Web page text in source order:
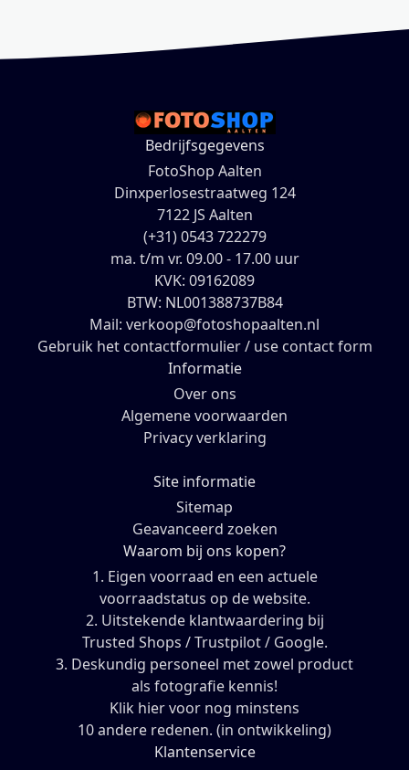
Bedrijfsgegevens
FotoShop Aalten
Dinxperlosestraatweg 124
7122 JS Aalten
(+31) 0543 722279
ma. t/m vr. 09.00 - 17.00 uur
KVK: 09162089
BTW: NL001388737B84
Mail: verkoop@fotoshopaalten.nl
Gebruik het contactformulier / use contact form
Informatie
Over ons
Algemene voorwaarden
Privacy verklaring
Site informatie
Sitemap
Geavanceerd zoeken
Waarom bij ons kopen?
1. Eigen voorraad en een actuele
voorraadstatus op de website.
2. Uitstekende klantwaardering bij
Trusted Shops / Trustpilot / Google.
3. Deskundig personeel met zowel product
als fotografie kennis!
Klik hier voor nog minstens
10 andere redenen. (in ontwikkeling)
Klantenservice